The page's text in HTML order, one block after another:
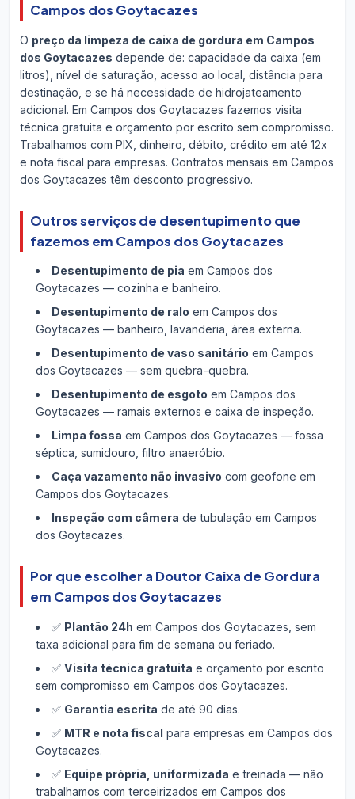
Campos dos Goytacazes
O preço da limpeza de caixa de gordura em Campos
dos Goytacazes depende de: capacidade da caixa (em
litros), nível de saturação, acesso ao local, distância para
destinação, e se há necessidade de hidrojateamento
adicional. Em Campos dos Goytacazes fazemos visita
técnica gratuita e orçamento por escrito sem compromisso.
Trabalhamos com PIX, dinheiro, débito, crédito em até 12x
e nota fiscal para empresas. Contratos mensais em Campos
dos Goytacazes têm desconto progressivo.
Outros serviços de desentupimento que
fazemos em Campos dos Goytacazes
Desentupimento de pia em Campos dos
Goytacazes — cozinha e banheiro.
Desentupimento de ralo em Campos dos
Goytacazes — banheiro, lavanderia, área externa.
Desentupimento de vaso sanitário em Campos
dos Goytacazes — sem quebra-quebra.
Desentupimento de esgoto em Campos dos
Goytacazes — ramais externos e caixa de inspeção.
Limpa fossa em Campos dos Goytacazes — fossa
séptica, sumidouro, filtro anaeróbio.
Caça vazamento não invasivo com geofone em
Campos dos Goytacazes.
Inspeção com câmera de tubulação em Campos
dos Goytacazes.
Por que escolher a Doutor Caixa de Gordura
em Campos dos Goytacazes
✅ Plantão 24h em Campos dos Goytacazes, sem
taxa adicional para fim de semana ou feriado.
✅ Visita técnica gratuita e orçamento por escrito
sem compromisso em Campos dos Goytacazes.
✅ Garantia escrita de até 90 dias.
✅ MTR e nota fiscal para empresas em Campos dos
Goytacazes.
✅ Equipe própria, uniformizada e treinada — não
trabalhamos com terceirizados em Campos dos